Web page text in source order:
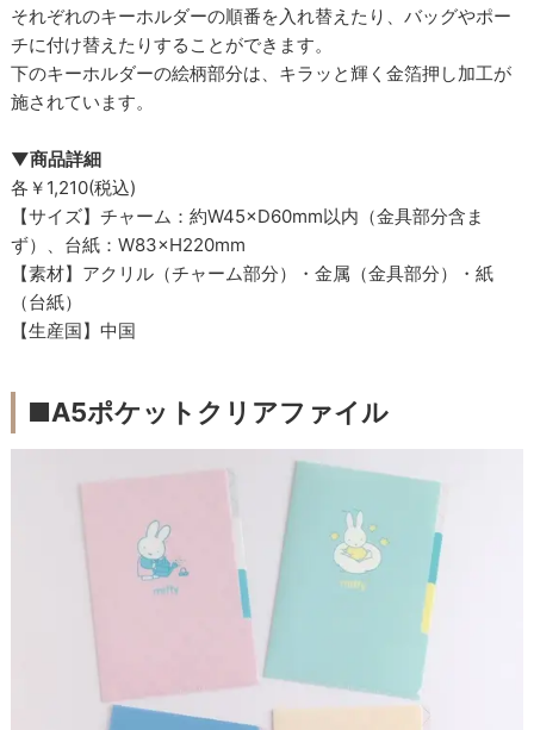
それぞれのキーホルダーの順番を入れ替えたり、バッグやポー
チに付け替えたりすることができます。
下のキーホルダーの絵柄部分は、キラッと輝く金箔押し加工が
施されています。
▼商品詳細
各￥1,210(税込)
【サイズ】チャーム：約W45×D60mm以内（金具部分含ま
ず）、台紙：W83×H220mm
【素材】アクリル（チャーム部分）・金属（金具部分）・紙
（台紙）
【生産国】中国
■A5ポケットクリアファイル